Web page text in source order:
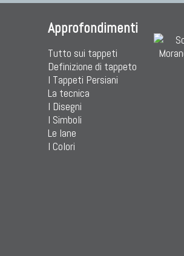
Approfondimenti
Tutto sui tappeti
Definizione di tappeto
I Tappeti Persiani
La tecnica
I Disegni
I Simboli
Le lane
I Colori